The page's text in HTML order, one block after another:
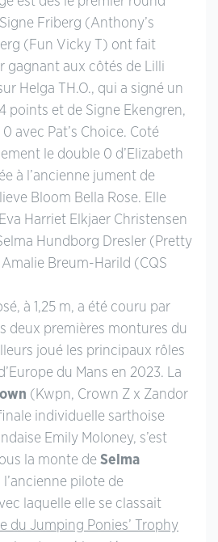
Friberg (Anthony’s
(Fun Vicky T) ont fait
gagnant aux côtés de Lilli
Helga TH.O., qui a signé un
points et de Signe Ekengren,
avec Pat’s Choice. Coté
le double 0 d’Elizabeth
à l’ancienne jument de
Bloom Bella Rose. Elle
Harriet Elkjaer Christensen
Hundborg Dresler (Pretty
Breum-Harild (CQS
à 1,25 m, a été couru par
deux premières montures du
joué les principaux rôles
du Mans en 2023. La
(Kwpn, Crown Z x Zandor
individuelle sarthoise
Emily Moloney, s’est
la monte de Selma
l’ancienne pilote de
laquelle elle se classait
du Jumping Ponies’ Trophy